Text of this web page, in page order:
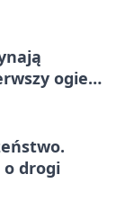
ogień
o drogi